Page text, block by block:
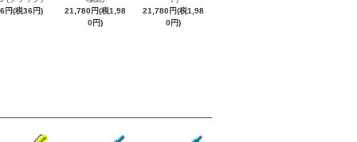
円(税36円)
21,780円(税1,98
0円)
21,780円(税1,98
0円)